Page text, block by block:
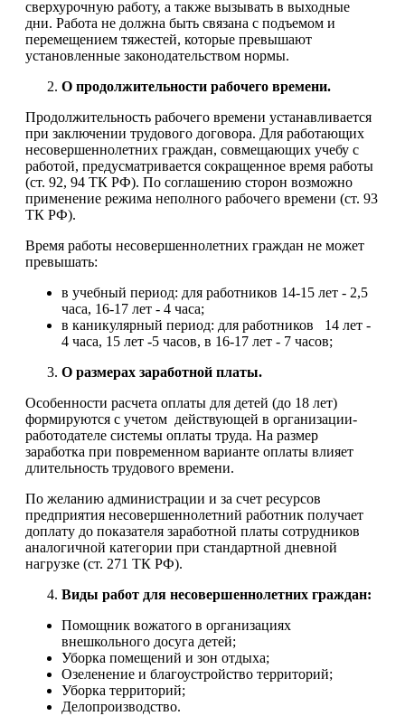
сверхурочную работу, а также вызывать в выходные
дни. Работа не должна быть связана с подъемом и
перемещением тяжестей, которые превышают
установленные законодательством нормы.
О продолжительности рабочего времени.
Продолжительность рабочего времени устанавливается
при заключении трудового договора. Для работающих
несовершеннолетних граждан, совмещающих учебу с
работой, предусматривается сокращенное время работы
(ст. 92, 94 ТК РФ). По соглашению сторон возможно
применение режима неполного рабочего времени (ст. 93
ТК РФ).
Время работы несовершеннолетних граждан не может
превышать:
в учебный период: для работников 14-15 лет - 2,5
часа, 16-17 лет - 4 часа;
в каникулярный период: для работников 14 лет -
4 часа, 15 лет -5 часов, в 16-17 лет - 7 часов;
О размерах заработной платы.
Особенности расчета оплаты для детей (до 18 лет)
формируются с учетом действующей в организации-
работодателе системы оплаты труда. На размер
заработка при повременном варианте оплаты влияет
длительность трудового времени.
По желанию администрации и за счет ресурсов
предприятия несовершеннолетний работник получает
доплату до показателя заработной платы сотрудников
аналогичной категории при стандартной дневной
нагрузке (ст. 271 ТК РФ).
Виды работ для несовершеннолетних граждан:
Помощник вожатого в организациях
внешкольного досуга детей;
Уборка помещений и зон отдыха;
Озеленение и благоустройство территорий;
Уборка территорий;
Делопроизводство.